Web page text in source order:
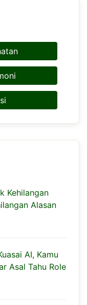
Kehilangan
Alasan
AI, Kamu
Asal Tahu Role